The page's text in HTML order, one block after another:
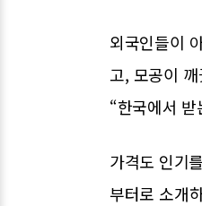
외국인들이
고, 모공이
“한국에서
가격도 인기
부터로 소개